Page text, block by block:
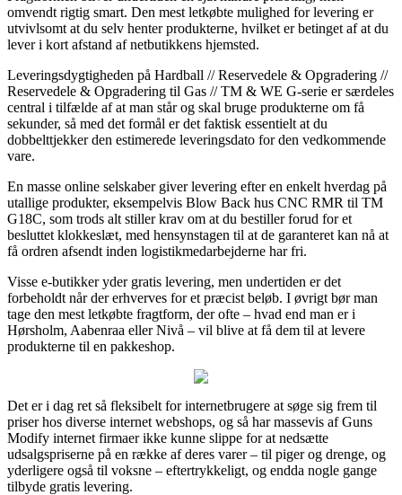
omvendt rigtig smart. Den mest letkøbte mulighed for levering er
utvivlsomt at du selv henter produkterne, hvilket er betinget af at du
lever i kort afstand af netbutikkens hjemsted.
Leveringsdygtigheden på Hardball // Reservedele & Opgradering //
Reservedele & Opgradering til Gas // TM & WE G-serie er særdeles
central i tilfælde af at man står og skal bruge produkterne om få
sekunder, så med det formål er det faktisk essentielt at du
dobbelttjekker den estimerede leveringsdato for den vedkommende
vare.
En masse online selskaber giver levering efter en enkelt hverdag på
utallige produkter, eksempelvis Blow Back hus CNC RMR til TM
G18C, som trods alt stiller krav om at du bestiller forud for et
besluttet klokkeslæt, med hensynstagen til at de garanteret kan nå at
få ordren afsendt inden logistikmedarbejderne har fri.
Visse e-butikker yder gratis levering, men undertiden er det
forbeholdt når der erhverves for et præcist beløb. I øvrigt bør man
tage den mest letkøbte fragtform, der ofte – hvad end man er i
Hørsholm, Aabenraa eller Nivå – vil blive at få dem til at levere
produkterne til en pakkeshop.
Det er i dag ret så fleksibelt for internetbrugere at søge sig frem til
priser hos diverse internet webshops, og så har massevis af Guns
Modify internet firmaer ikke kunne slippe for at nedsætte
udsalgspriserne på en række af deres varer – til piger og drenge, og
yderligere også til voksne – eftertrykkeligt, og endda nogle gange
tilbyde gratis levering.